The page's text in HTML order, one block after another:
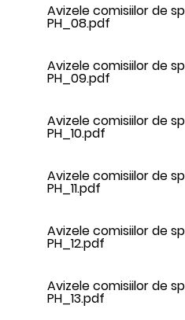
Avizele comisiilor de
PH_08.pdf
Avizele comisiilor de
PH_09.pdf
Avizele comisiilor de
PH_10.pdf
Avizele comisiilor de
PH_11.pdf
Avizele comisiilor de
PH_12.pdf
Avizele comisiilor de
PH_13.pdf